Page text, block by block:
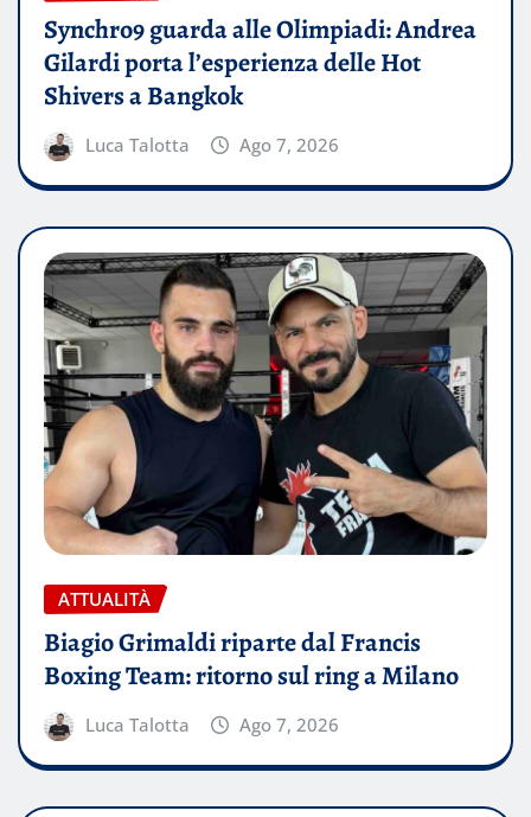
Synchro9 guarda alle Olimpiadi: Andrea
Gilardi porta l’esperienza delle Hot
Shivers a Bangkok
Luca Talotta Ago 7, 2026
ATTUALITÀ
Biagio Grimaldi riparte dal Francis
Boxing Team: ritorno sul ring a Milano
Luca Talotta Ago 7, 2026